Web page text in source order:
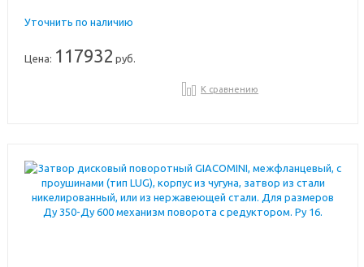
Уточнить по наличию
Цена: 117932 руб.
К сравнению